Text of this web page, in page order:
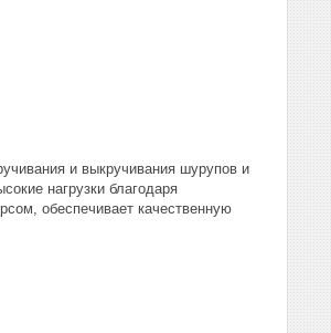
и выкручивания шурупов и
нагрузки благодаря
обеспечивает качественную